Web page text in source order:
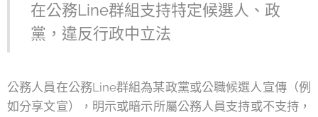
在公務Line群組支持特定候選人、政
黨，違反行政中立法
公務人員在公務Line群組為某政黨或公職候選人宣傳（例
如分享文宣），明示或暗示所屬公務人員支持或不支持，